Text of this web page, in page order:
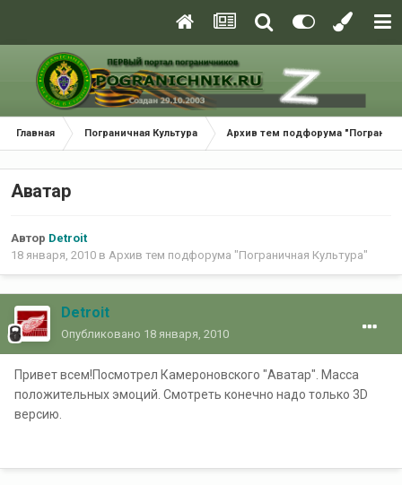
Главная Пограничная Культура Архив тем подфорума
Аватар
Автор Detroit
18 января, 2010 в Архив тем подфорума "Пограничная Культура"
Detroit
Опубликовано 18 января, 2010
Привет всем!Посмотрел Камероновского "Аватар". Масса
положительных эмоций. Смотреть конечно надо только 3D
версию.